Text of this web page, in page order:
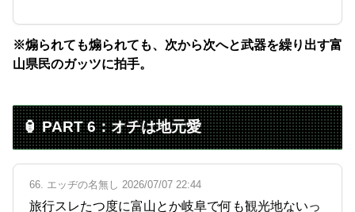
※煽られても煽られても、次から次へと武器を繰り出す富
山県民のガッツに拍手。
🏮 PART 6：オチは地元愛
66. エッヂの名無し 2026/07/07 22:44
旅行スレたつ度に富山とか岐阜で何も観光地ないっ